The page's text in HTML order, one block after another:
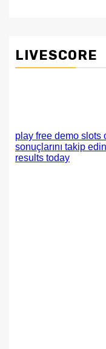
LIVESCORE